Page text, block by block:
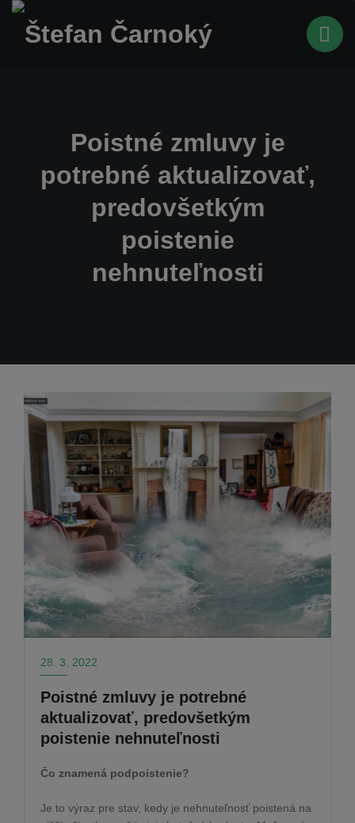
Poistné zmluvy je
potrebné aktualizovať,
predovšetkým
poistenie
nehnuteľnosti
28. 3. 2022
Poistné zmluvy je potrebné
aktualizovať, predovšetkým
poistenie nehnuteľnosti
Čo znamená podpoistenie?
Je to výraz pre stav, kedy je nehnuteľnosť poistená na